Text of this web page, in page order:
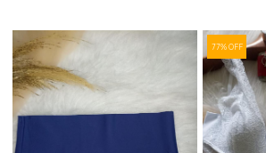
77% OFF